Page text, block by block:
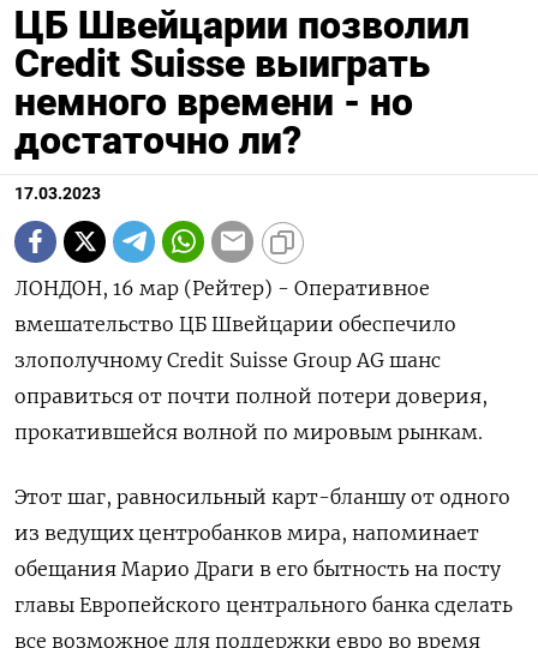
ЦБ Швейцарии позволил
Credit Suisse выиграть
немного времени - но
достаточно ли?
17.03.2023
ЛОНДОН, 16 мар (Рейтер) - Оперативное
вмешательство ЦБ Швейцарии обеспечило
злополучному Credit Suisse Group AG шанс
оправиться от почти полной потери доверия,
прокатившейся волной по мировым рынкам.
Этот шаг, равносильный карт-бланшу от одного
из ведущих центробанков мира, напоминает
обещания Марио Драги в его бытность на посту
главы Европейского центрального банка сделать
все возможное для поддержки евро во время